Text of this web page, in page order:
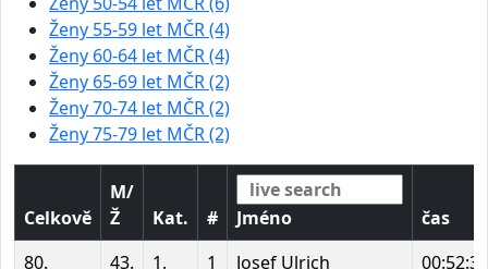
Ženy 55-59 let MČR (4)
Ženy 60-64 let MČR (4)
Ženy 65-69 let MČR (2)
Ženy 70-74 let MČR (2)
Ženy 75-79 let MČR (2)
Celkově
M/
Ž
Kat. # Jméno
čas
80.
43. 1. 1 Josef Ulrich 00:52:39